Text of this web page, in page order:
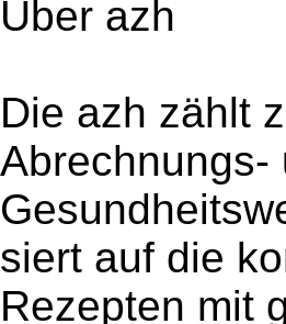
Über azh
Die azh zählt
Abrechnungs-
siert auf die
Rezepten mit